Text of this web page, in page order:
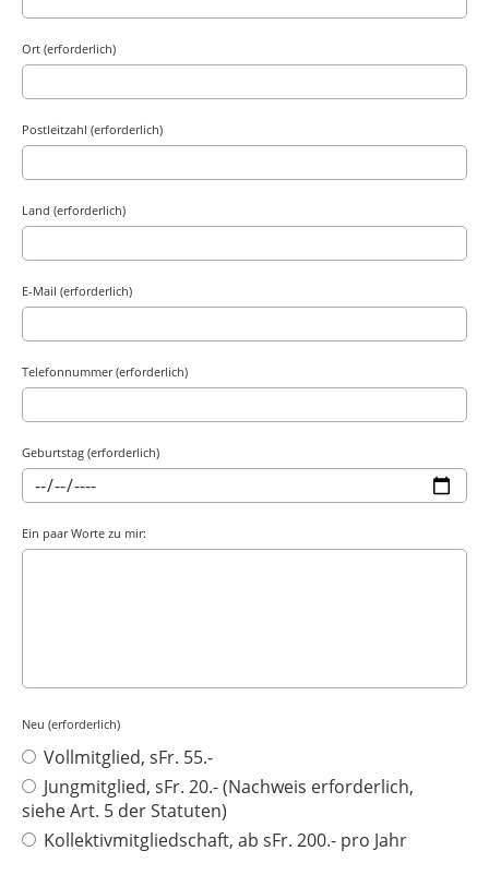
Ort (erforderlich)
Postleitzahl (erforderlich)
Land (erforderlich)
E-Mail (erforderlich)
Telefonnummer (erforderlich)
Geburtstag (erforderlich)
Ein paar Worte zu mir:
Neu (erforderlich)
Vollmitglied, sFr. 55.-
Jungmitglied, sFr. 20.- (Nachweis erforderlich,
siehe Art. 5 der Statuten)
Kollektivmitgliedschaft, ab sFr. 200.- pro Jahr